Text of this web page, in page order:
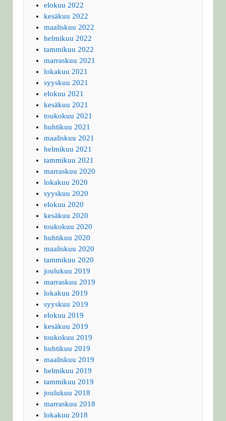
elokuu 2022
kesäkuu 2022
maaliskuu 2022
helmikuu 2022
tammikuu 2022
marraskuu 2021
lokakuu 2021
syyskuu 2021
elokuu 2021
kesäkuu 2021
toukokuu 2021
huhtikuu 2021
maaliskuu 2021
helmikuu 2021
tammikuu 2021
marraskuu 2020
lokakuu 2020
syyskuu 2020
elokuu 2020
kesäkuu 2020
toukokuu 2020
huhtikuu 2020
maaliskuu 2020
tammikuu 2020
joulukuu 2019
marraskuu 2019
lokakuu 2019
syyskuu 2019
elokuu 2019
kesäkuu 2019
toukokuu 2019
huhtikuu 2019
maaliskuu 2019
helmikuu 2019
tammikuu 2019
joulukuu 2018
marraskuu 2018
lokakuu 2018